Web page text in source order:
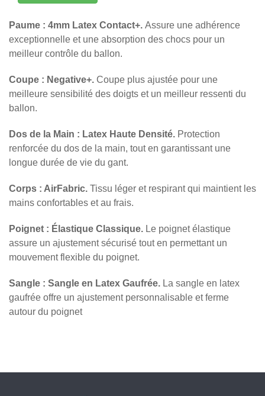
Paume : 4mm Latex Contact+. Assure une adhérence
exceptionnelle et une absorption des chocs pour un
meilleur contrôle du ballon.
Coupe : Negative+. Coupe plus ajustée pour une
meilleure sensibilité des doigts et un meilleur ressenti du
ballon.
Dos de la Main : Latex Haute Densité. Protection
renforcée du dos de la main, tout en garantissant une
longue durée de vie du gant.
Corps : AirFabric. Tissu léger et respirant qui maintient les
mains confortables et au frais.
Poignet : Élastique Classique. Le poignet élastique
assure un ajustement sécurisé tout en permettant un
mouvement flexible du poignet.
Sangle : Sangle en Latex Gaufrée. La sangle en latex
gaufrée offre un ajustement personnalisable et ferme
autour du poignet